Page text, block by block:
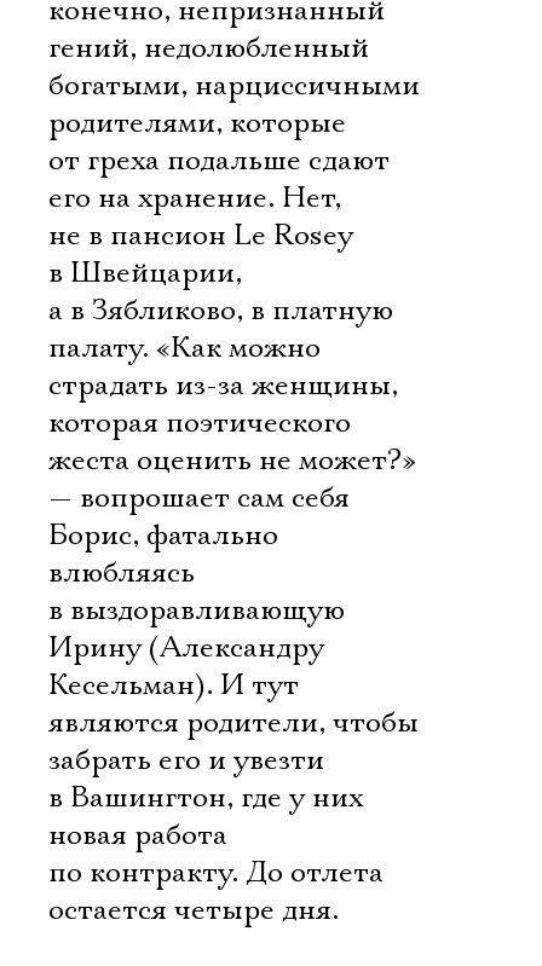
конечно, непризнанный
гений, недолюбленный
богатыми, нарциссичными
родителями, которые
от греха подальше сдают
его на хранение. Нет,
не в пансион Le Rosey
в Швейцарии,
а в Зябликово, в платную
палату. «Как можно
страдать из-за женщины,
которая поэтического
жеста оценить не может?»
— вопрошает сам себя
Борис, фатально
влюбляясь
в выздоравливающую
Ирину (Александру
Кесельман). И тут
являются родители, чтобы
забрать его и увезти
в Вашингтон, где у них
новая работа
по контракту. До отлета
остается четыре дня.